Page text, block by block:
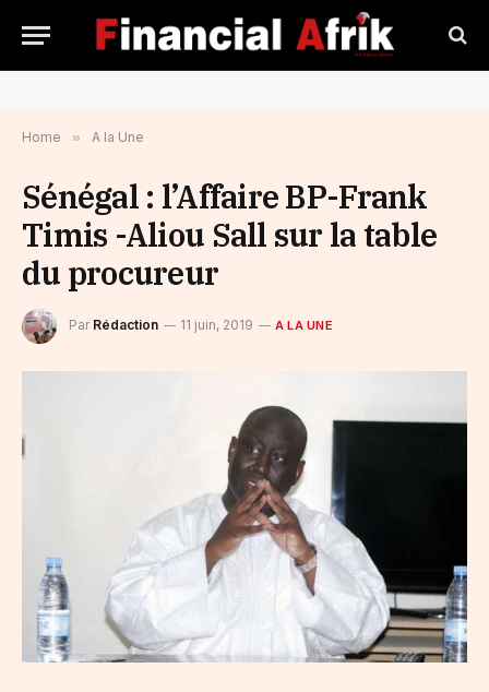
Home » A la Une
Sénégal : l’Affaire BP-Frank
Timis -Aliou Sall sur la table
du procureur
Par Rédaction 11 juin, 2019 A LA UNE